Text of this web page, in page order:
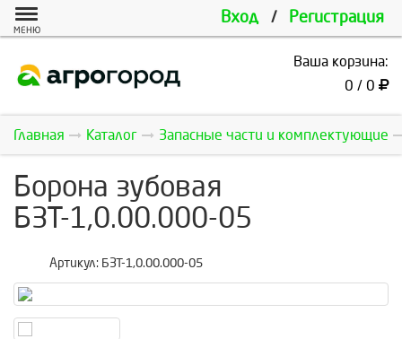
Вход / Регистрация
МЕНЮ
Ваша корзина:
0 / 0
Главная Каталог Запасные части и комплектующие
Борона зубовая
БЗТ-1,0.00.000-05
Артикул: БЗТ-1,0.00.000-05